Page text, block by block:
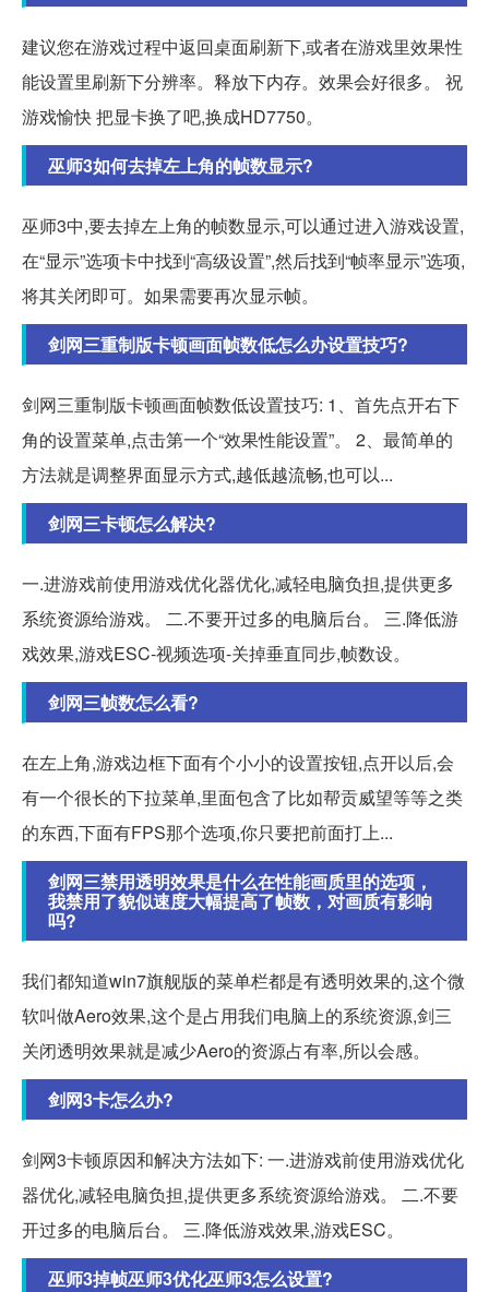
建议您在游戏过程中返回桌面刷新下,或者在游戏里效果性
能设置里刷新下分辨率。释放下内存。效果会好很多。 祝
游戏愉快 把显卡换了吧,换成HD7750。
巫师3如何去掉左上角的帧数显示?
巫师3中,要去掉左上角的帧数显示,可以通过进入游戏设置,
在“显示”选项卡中找到“高级设置”,然后找到“帧率显示”选项,
将其关闭即可。如果需要再次显示帧。
剑网三重制版卡顿画面帧数低怎么办设置技巧?
剑网三重制版卡顿画面帧数低设置技巧: 1、首先点开右下
角的设置菜单,点击第一个“效果性能设置”。 2、最简单的
方法就是调整界面显示方式,越低越流畅,也可以...
剑网三卡顿怎么解决?
一.进游戏前使用游戏优化器优化,减轻电脑负担,提供更多
系统资源给游戏。 二.不要开过多的电脑后台。 三.降低游
戏效果,游戏ESC-视频选项-关掉垂直同步,帧数设。
剑网三帧数怎么看?
在左上角,游戏边框下面有个小小的设置按钮,点开以后,会
有一个很长的下拉菜单,里面包含了比如帮贡威望等等之类
的东西,下面有FPS那个选项,你只要把前面打上...
剑网三禁用透明效果是什么在性能画质里的选项，
我禁用了貌似速度大幅提高了帧数，对画质有影响
吗?
我们都知道win7旗舰版的菜单栏都是有透明效果的,这个微
软叫做Aero效果,这个是占用我们电脑上的系统资源,剑三
关闭透明效果就是减少Aero的资源占有率,所以会感。
剑网3卡怎么办?
剑网3卡顿原因和解决方法如下: 一.进游戏前使用游戏优化
器优化,减轻电脑负担,提供更多系统资源给游戏。 二.不要
开过多的电脑后台。 三.降低游戏效果,游戏ESC。
巫师3掉帧巫师3优化巫师3怎么设置?